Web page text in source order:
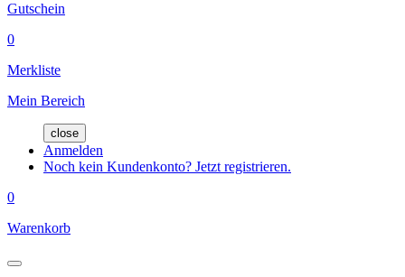
Gutschein
0
Merkliste
Mein Bereich
close
Anmelden
Noch kein Kundenkonto? Jetzt registrieren.
0
Warenkorb